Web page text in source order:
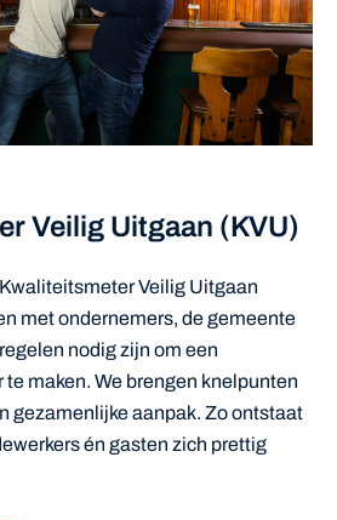
Veilig Uitgaan (KVU)
Veilig Uitgaan
met ondernemers, de gemeente
nodig zijn om een
maken. We brengen knelpunten
gezamenlijke aanpak. Zo ontstaat
én gasten zich prettig